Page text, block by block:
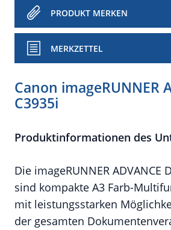
PRODUKT MERKEN
MERKZETTEL
Canon imageRUNNER
C3935i
Produktinformationen des
Die imageRUNNER ADVANCE
sind kompakte A3 Farb-
mit leistungsstarken
der gesamten